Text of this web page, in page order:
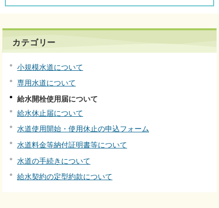
カテゴリー
小規模水道について
専用水道について
給水開栓使用届について
給水休止届について
水道使用開始・使用休止の申込フォーム
水道料金等納付証明書等について
水道の手続きについて
給水契約の定型約款について